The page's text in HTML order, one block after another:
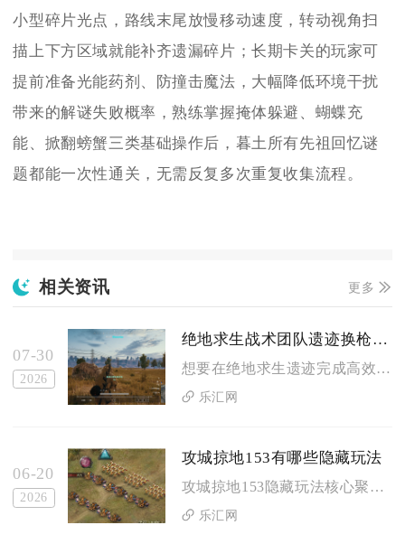
小型碎片光点，路线末尾放慢移动速度，转动视角扫
描上下方区域就能补齐遗漏碎片；长期卡关的玩家可
提前准备光能药剂、防撞击魔法，大幅降低环境干扰
带来的解谜失败概率，熟练掌握掩体躲避、蝴蝶充
能、掀翻螃蟹三类基础操作后，暮土所有先祖回忆谜
题都能一次性通关，无需反复多次重复收集流程。
相关资讯 更多
07-30
2026
绝地求生战术团队遗迹换枪攻略
想要在绝地求生遗迹完成高效团队换枪，核心思路是落地预先划分枪...
乐汇网
06-20
2026
攻城掠地153有哪些隐藏玩法
攻城掠地153隐藏玩法核心聚焦副本通关的武将排阵细节、装备宝...
乐汇网